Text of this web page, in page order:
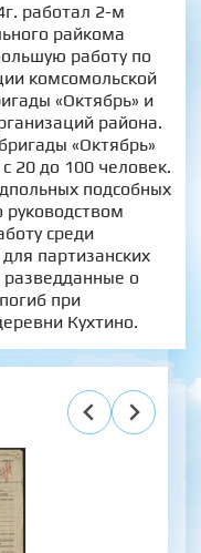
работал 2-м
райкома
работу по
комсомольской
«Октябрь» и
района.
«Октябрь»
20 до 100 человек.
подсобных
руководством
среди
партизанских
о
при
Кухтино.